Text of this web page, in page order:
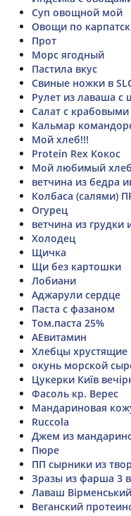
Суп овощной мой
Овощи по
Прот
Морс ягодный
Пастила вкус
Свиные ножки в
Рулет из лаваша
Салат с
Кальмар
Мой хлеб!!!
Protein Rex Кокос
Мой любимый хлеб
ветчина из бедра
Колбаса (салями)
Огурец
ветчина из
Холодец
Щичка
Щи без картошки
Лобиани
Аджарули сердце
Паста с фазаном
Том.паста 25%
АЕвитамин
Хлебцы
окунь морской
Цукерки Київ
Фасоль кр. Верес
Мандариновая
Ruccola
Джем из
Пюре
ПП сырники из
Зразы из фарша 3
Лаваш Вірменський
Веганский